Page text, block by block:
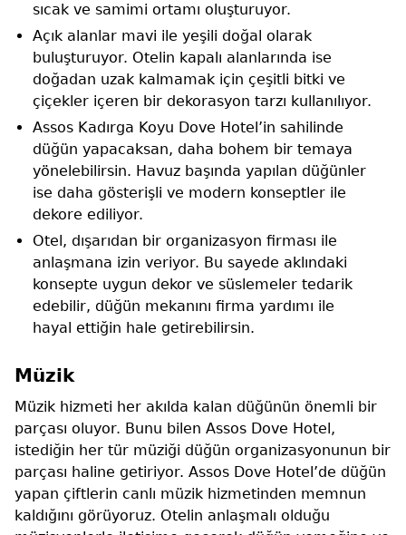
sıcak ve samimi ortamı oluşturuyor.
Açık alanlar mavi ile yeşili doğal olarak
buluşturuyor. Otelin kapalı alanlarında ise
doğadan uzak kalmamak için çeşitli bitki ve
çiçekler içeren bir dekorasyon tarzı kullanılıyor.
Assos Kadırga Koyu Dove Hotel’in sahilinde
düğün yapacaksan, daha bohem bir temaya
yönelebilirsin. Havuz başında yapılan düğünler
ise daha gösterişli ve modern konseptler ile
dekore ediliyor.
Otel, dışarıdan bir organizasyon firması ile
anlaşmana izin veriyor. Bu sayede aklındaki
konsepte uygun dekor ve süslemeler tedarik
edebilir, düğün mekanını firma yardımı ile
hayal ettiğin hale getirebilirsin.
Müzik
Müzik hizmeti her akılda kalan düğünün önemli bir
parçası oluyor. Bunu bilen Assos Dove Hotel,
istediğin her tür müziği düğün organizasyonunun bir
parçası haline getiriyor. Assos Dove Hotel’de düğün
yapan çiftlerin canlı müzik hizmetinden memnun
kaldığını görüyoruz. Otelin anlaşmalı olduğu